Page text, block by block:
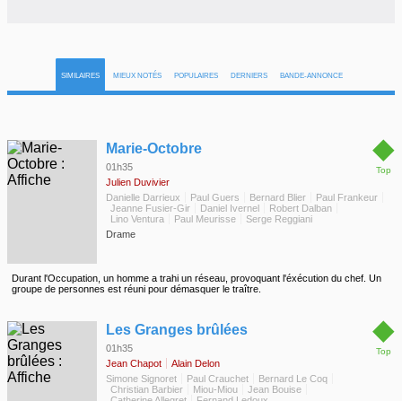
SIMILAIRES MIEUX NOTÉS POPULAIRES DERNIERS BANDE-ANNONCE
◆
Top
Marie-Octobre
01h35
Julien Duvivier
Danielle Darrieux
Paul Guers Bernard Blier
Paul Frankeur
Jeanne Fusier-Gir
Daniel Ivernel
Robert Dalban
Lino Ventura
Paul Meurisse
Serge Reggiani
Drame
Durant l'Occupation, un homme a trahi un réseau, provoquant l'éxécution du chef. Un
groupe de personnes est réuni pour démasquer le traître.
◆
Top
Les Granges brûlées
01h35
Jean Chapot
Alain Delon
Simone Signoret
Paul Crauchet
Bernard Le Coq
Christian Barbier
Miou-Miou
Jean Bouise